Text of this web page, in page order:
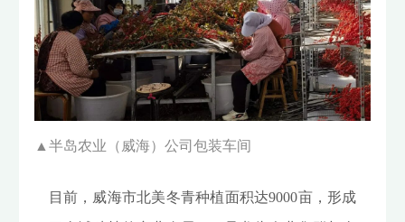
▲ 半岛农业（威海）公司包装车间
目前，威海市北美冬青种植面积达9000亩，形成